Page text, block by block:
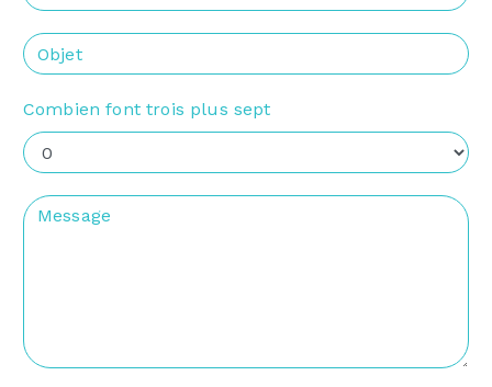
Combien font trois plus sept